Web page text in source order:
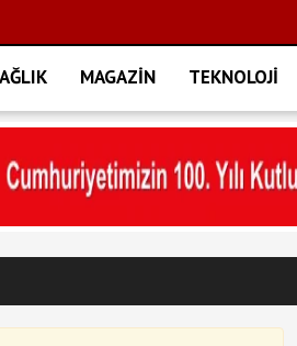
MAGAZİN TEKNOLOJİ